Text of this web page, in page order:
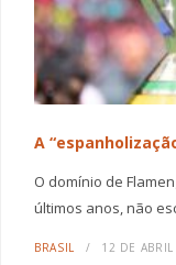
A
O domínio de
últimos anos, não
BRASIL 12 DE